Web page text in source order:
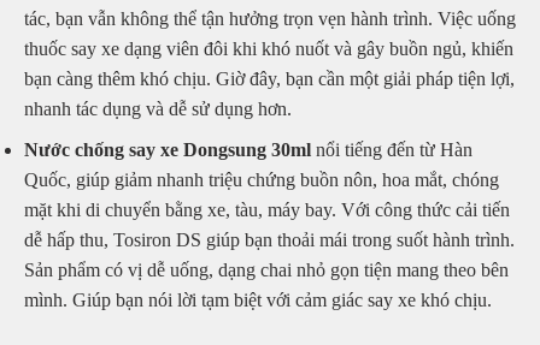
tác, bạn vẫn không thể tận hưởng trọn vẹn hành trình. Việc uống
thuốc say xe dạng viên đôi khi khó nuốt và gây buồn ngủ, khiến
bạn càng thêm khó chịu. Giờ đây, bạn cần một giải pháp tiện lợi,
nhanh tác dụng và dễ sử dụng hơn.
Nước chống say xe Dongsung 30ml nổi tiếng đến từ Hàn
Quốc, giúp giảm nhanh triệu chứng buồn nôn, hoa mắt, chóng
mặt khi di chuyển bằng xe, tàu, máy bay. Với công thức cải tiến
dễ hấp thu, Tosiron DS giúp bạn thoải mái trong suốt hành trình.
Sản phẩm có vị dễ uống, dạng chai nhỏ gọn tiện mang theo bên
mình. Giúp bạn nói lời tạm biệt với cảm giác say xe khó chịu.